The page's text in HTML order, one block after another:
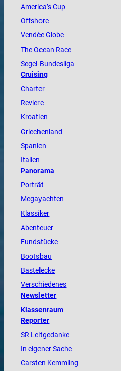
America’s Cup
Offshore
VendéeGlobe
TheOcean Race
Segel-Bundesliga
Cruising
Charter
Reviere
Kroatien
Griechenland
Spanien
Italien
Panorama
Porträt
Megayachten
Klassiker
Abenteuer
Fundstücke
Bootsbau
Bastelecke
Verschiedenes
Newsletter
Klassenraum
Reporter
SR Leitgedanke
In eigener Sache
Carsten Kemmling